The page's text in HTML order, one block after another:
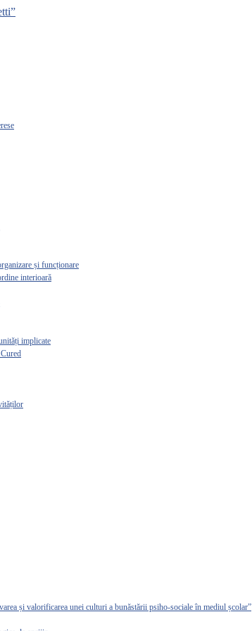
și funcționare
interioară
implicate
și valorificarea unei culturi a bunăstării psiho-sociale în mediul școlar”